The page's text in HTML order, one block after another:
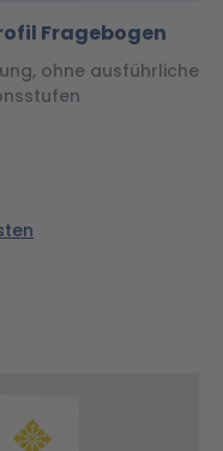
Fragebogen
ohne ausführliche